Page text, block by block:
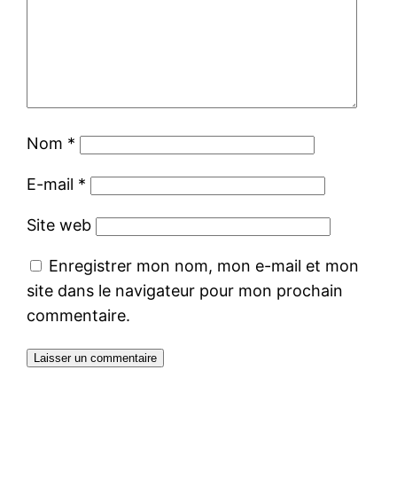
Nom *
E-mail *
Site web
Enregistrer mon nom, mon e-mail et mon
site dans le navigateur pour mon prochain
commentaire.